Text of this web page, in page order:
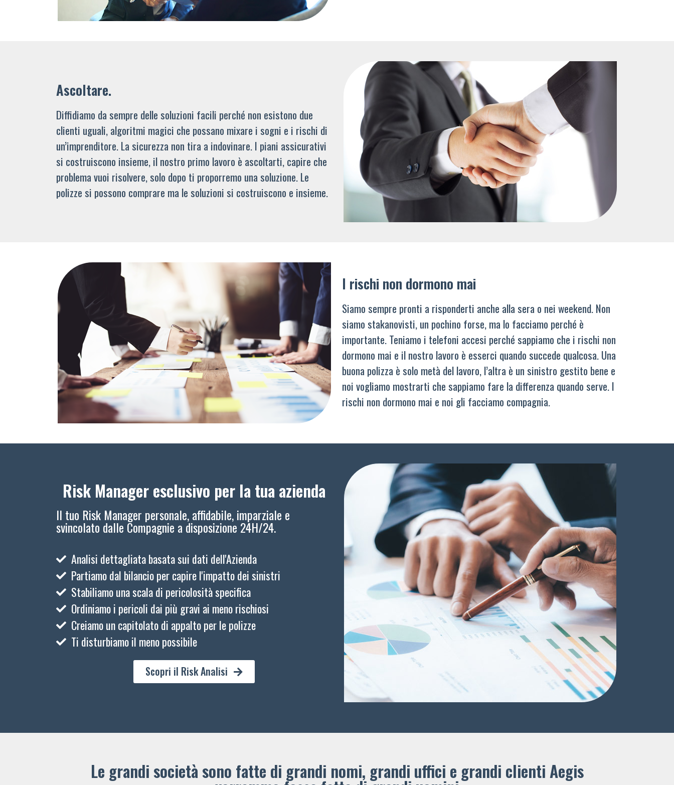
Ascoltare.
Diffidiamo da sempre delle soluzioni facili perché non esistono due
clienti uguali, algoritmi magici che possano mixare i sogni e i rischi di
un’imprenditore. La sicurezza non tira a indovinare. I piani assicurativi
si costruiscono insieme, il nostro primo lavoro è ascoltarti, capire che
problema vuoi risolvere, solo dopo ti proporremo una soluzione. Le
polizze si possono comprare ma le soluzioni si costruiscono e insieme.
I rischi non dormono mai
Siamo sempre pronti a risponderti anche alla sera o nei weekend. Non
siamo stakanovisti, un pochino forse, ma lo facciamo perché è
importante. Teniamo i telefoni accesi perché sappiamo che i rischi non
dormono mai e il nostro lavoro è esserci quando succede qualcosa. Una
buona polizza è solo metà del lavoro, l’altra è un sinistro gestito bene e
noi vogliamo mostrarti che sappiamo fare la differenza quando serve. I
rischi non dormono mai e noi gli facciamo compagnia.
Risk Manager esclusivo per la tua azienda
Il tuo Risk Manager personale, affidabile, imparziale e
svincolato dalle Compagnie a disposizione 24H/24.
Analisi dettagliata basata sui dati dell'Azienda
Partiamo dal bilancio per capire l'impatto dei sinistri
Stabiliamo una scala di pericolosità specifica
Ordiniamo i pericoli dai più gravi ai meno rischiosi
Creiamo un capitolato di appalto per le polizze
Ti disturbiamo il meno possibile
Scopri il Risk Analisi
Le grandi società sono fatte di grandi nomi, grandi uffici e grandi clienti ​Aegis